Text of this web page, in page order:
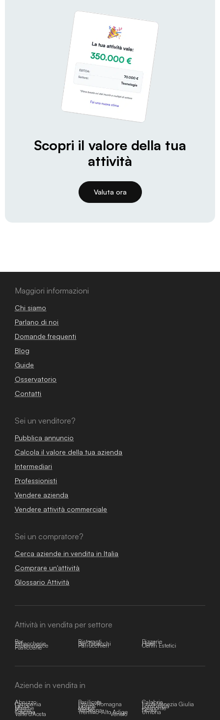
Scopri il valore della tua
attività
Valuta ora
Maggiori informazioni
Chi siamo
Parlano di noi
Domande frequenti
Blog
Guide
Osservatorio
Contatti
Sei un venditore?
Pubblica annuncio
Calcola il valore della tua azienda
Intermediari
Professionisti
Vendere azienda
Vendere attività commerciale
Sei un compratore?
Cerca aziende in vendita in Italia
Comprare un'attività
Glossario Attività
Attività in vendita per settore
Bar Ristoranti Pizzerie
Tabaccherie Bar Tabacchi Hotel
E-commerce Parrucchieri Centri Estetici
Pasticcerie
Aziende in vendita in
Abruzzo Basilicata Calabria
Campania Emilia-Romagna Friuli-Venezia Giulia
Lazio Liguria Lombardia
Marche Molise Piemonte
Puglia Sardegna Sicilia
Toscana Trentino-Alto Adige Umbria
Valle d'Aosta Veneto